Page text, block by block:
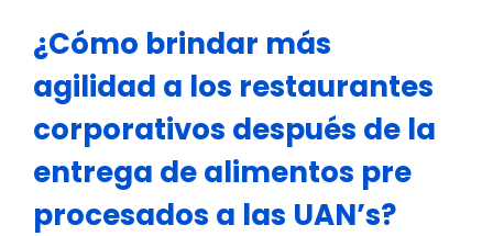
¿Cómo brindar más
agilidad a los restaurantes
corporativos después de la
entrega de alimentos pre
procesados ​​a las UAN’s?